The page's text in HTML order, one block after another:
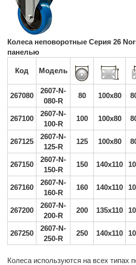
Колеса неповоротные Серия 26
панелью
Код Модель
267080
2607-N-
080-R
80 100х80
267100
2607-N-
100-R
100 100х80
267125
2607-N-
125-R
125 100х80
267150
2607-N-
150-R
150 140х110
267160
2607-N-
160-R
160 140х110
267200
2607-N-
200-R
200 135х110
267250
2607-N-
250-R
250 140х110
Колеса используются на всех типах